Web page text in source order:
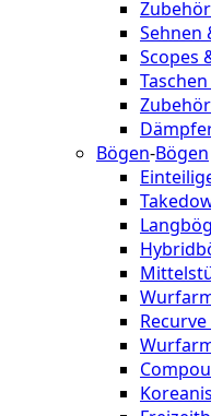
Sehnen
Scopes
Bögen-Bögen